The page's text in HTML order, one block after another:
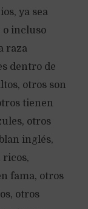
ya sea
o incluso
raza
dentro de
otros son
tienen
otros
inglés,
ricos,
fama, otros
otros